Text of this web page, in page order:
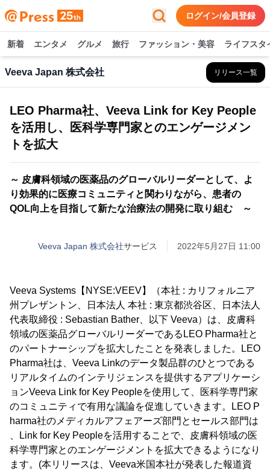
ログイン/会員登録
新着 エンタメ グルメ 旅行 ファッション・美容 ライフスタ
Veeva Japan 株式会社 リリース一覧
LEO Pharma社、Veeva Link for Key People
を活用し、医科学専門家とのエンゲージメン
トを拡大
～ 皮膚科領域の医薬品のグローバルリーダーとして、よ
り効果的に医療コミュニティと関わりながら、患者の
QOL向上を目指して新たな治療法の開発に取り組む ～
Veeva Japan 株式会社サービス 2022年5月27日 11:00
Veeva Systems【NYSE:VEEV】（本社 : カリフォルニア
州プレザントン、日本法人 本社 : 東京都渋谷区、日本法人
代表取締役 : Sebastian Bather、以下 Veeva）は、皮膚科
領域の医薬品グローバルリーダーであるLEO Pharma社と
のパートナーシップを拡大したことを発表しました。LEO
Pharma社は、Veeva Linkのデータ製品群のひとつである
リアルタイムのインテリジェンスを提供するアプリケーシ
ョンVeeva Link for Key Peopleを使用して、医科学専門家
のコミュニティで有用な議論を促進していきます。LEO P
harma社のメディカルアフェアーズ部門とセールス部門は
、Link for Key Peopleを活用することで、皮膚科領域の医
科学専門家とのエンゲージメントを拡大できるようになり
ます。(本リリースは、Veeva米国本社が発表した報道資